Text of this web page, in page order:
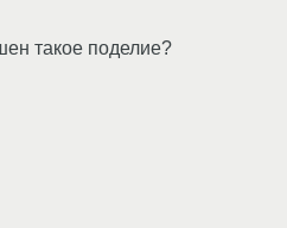
такое поделие?